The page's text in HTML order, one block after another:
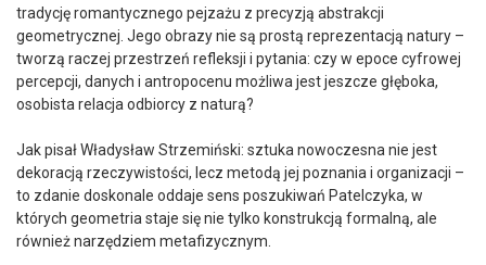
tradycję romantycznego pejzażu z precyzją abstrakcji
geometrycznej. Jego obrazy nie są prostą reprezentacją natury –
tworzą raczej przestrzeń refleksji i pytania: czy w epoce cyfrowej
percepcji, danych i antropocenu możliwa jest jeszcze głęboka,
osobista relacja odbiorcy z naturą?
Jak pisał Władysław Strzemiński: sztuka nowoczesna nie jest
dekoracją rzeczywistości, lecz metodą jej poznania i organizacji –
to zdanie doskonale oddaje sens poszukiwań Patelczyka, w
których geometria staje się nie tylko konstrukcją formalną, ale
również narzędziem metafizycznym.